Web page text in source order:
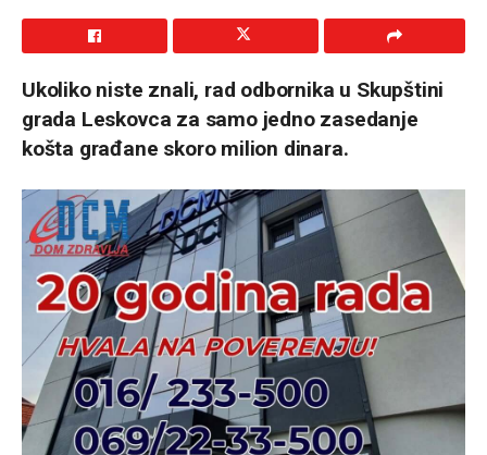
Ukoliko niste znali, rad odbornika u Skupštini
grada Leskovca za samo jedno zasedanje
košta građane skoro milion dinara.